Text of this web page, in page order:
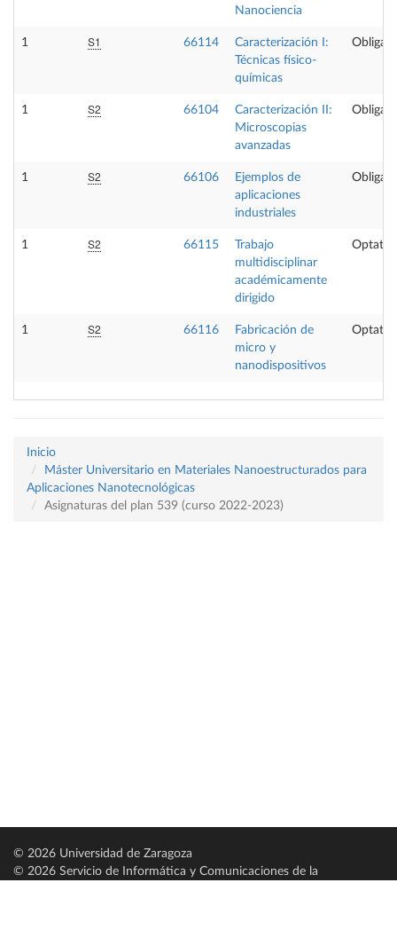
Nanociencia
1 S1 66114
Caracterización I:
Técnicas físico-
químicas
1 S2 66104
Caracterización II:
Microscopias
avanzadas
1 S2 66106
Ejemplos de
aplicaciones
industriales
1 S2 66115
Trabajo
multidisciplinar
académicamente
dirigido
1 S2 66116
Fabricación de
micro y
nanodispositivos
Inicio
Máster Universitario en Materiales Nanoestructurados para
Aplicaciones Nanotecnológicas
Asignaturas del plan 539 (curso 2022-2023)
© 2026 Universidad de Zaragoza
© 2026 Servicio de Informática y Comunicaciones de la